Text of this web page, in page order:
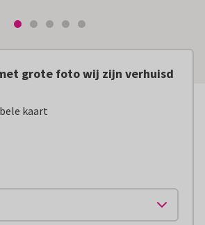
grote foto wij zijn verhuisd
kaart